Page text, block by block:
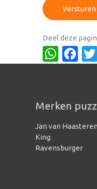
Versturen
Deel deze
Merken
Jan van Haasteren
King
Ravensburger